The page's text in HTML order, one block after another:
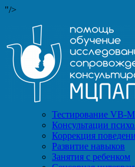
"/>
Тестирование VB-
Консультации
Коррекция
Развитие навыков
Занятия с ребенком